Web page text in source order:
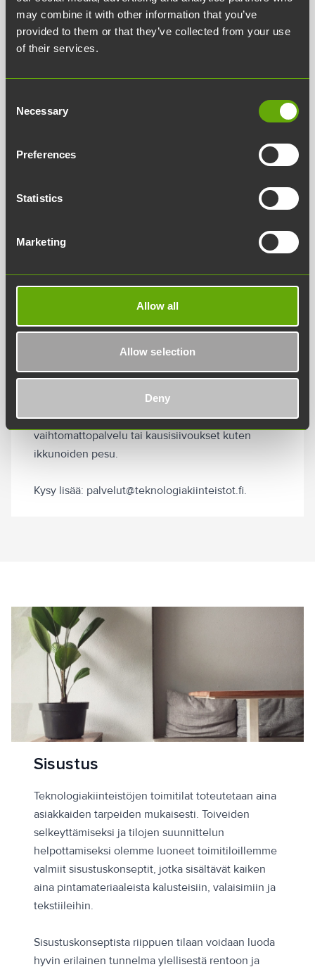
may combine it with other information that you’ve
provided to them or that they’ve collected from your use
of their services.
Selection
Necessary
Preferences
Statistics
Marketing
Allow all
Allow selection
Deny
Toimitilojen siivous järjestyy
Siivouksen yhteistyökumppanimme tuntee Turun
toimitilojen materiaalit, jolloin asiakkaamme voivat
keskittyä siivouksen sijaan omaan
Palveluiden hinnat määräytyvät siivottavan pinta-
mukaan. Palvelun sisältö sovitaan aina yhdessä
asiakkaan kanssa ja tarpeen mukaan sopimukseen
voidaan liittää myös saniteettitilojen tarvikkeet,
vaihtomattopalvelu tai kausisiivoukset kuten
ikkunoiden pesu.
Kysy lisää: palvelut@teknologiakiinteistot.fi.
Sisustus
Teknologiakiinteistöjen toimitilat toteutetaan aina
asiakkaiden tarpeiden mukaisesti. Toiveiden
selkeyttämiseksi ja tilojen suunnittelun
helpottamiseksi olemme luoneet toimitiloillemme
valmiit sisustuskonseptit, jotka sisältävät kaiken
aina pintamateriaaleista kalusteisiin, valaisimiin ja
tekstiileihin.
Sisustuskonseptista riippuen tilaan voidaan luoda
hyvin erilainen tunnelma ylellisestä rentoon ja